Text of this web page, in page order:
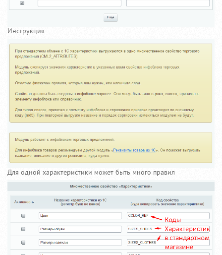
Инструкция
Для одной характеристики может быть много правил